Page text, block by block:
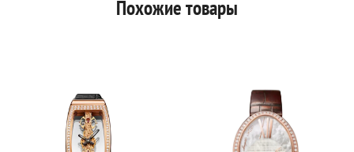
Похожие товары